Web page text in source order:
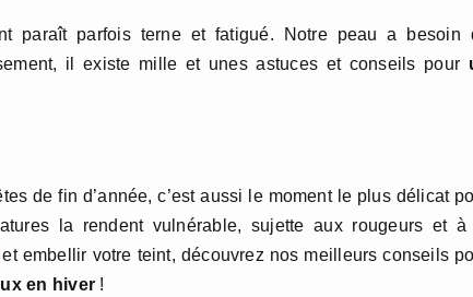
paraît parfois terne et fatigué. Notre peau a besoin
il existe mille et unes astuces et conseils pour
de fin d’année, c’est aussi le moment le plus délicat
la rendent vulnérable, sujette aux rougeurs et
et embellir votre teint, découvrez nos meilleurs conseils
en hiver !